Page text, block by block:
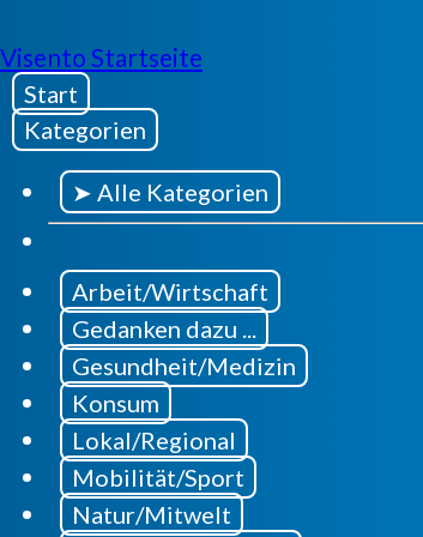
Visento Startseite
Start
Kategorien
➤ Alle Kategorien
Arbeit/Wirtschaft
Gedanken dazu ...
Gesundheit/Medizin
Konsum
Lokal/Regional
Mobilität/Sport
Natur/Mitwelt